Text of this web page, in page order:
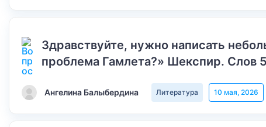
Здравствуйте, нужно написать
проблема Гамлета?» Шекспир. Слов
Ангелина Балыбердина Литература 10 мая, 2026